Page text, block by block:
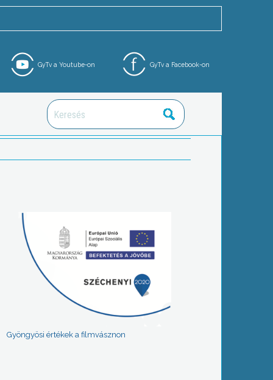
GyTv a Facebook-on
GyTv a Youtube-on
Gyöngyösi értékek a filmvásznon